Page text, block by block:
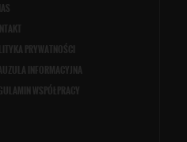
PRYWATNOŚCI
INFORMACYJNA
WSPÓŁPRACY